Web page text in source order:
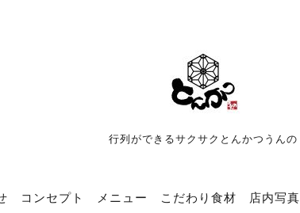
行列ができるサクサクとんかつうんの
コンセプト メニュー こだわり食材 店内写真